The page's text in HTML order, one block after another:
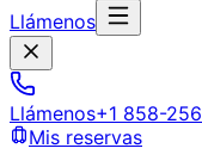
Llámenos
Llámenos+1 858-
Mis reservas